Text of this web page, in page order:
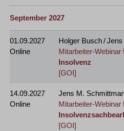
September 2027
01.09.2027
Online
Holger Busch /
Mitarbeiter-Webinar
Insolvenz
[GOI]
14.09.2027
Online
Jens M.
Mitarbeiter-Webinar
[GOI]